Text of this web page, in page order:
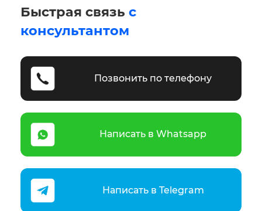
Быстрая связь с
консультантом
Позвонить по телефону
Написать в Whatsapp
Написать в Telegram